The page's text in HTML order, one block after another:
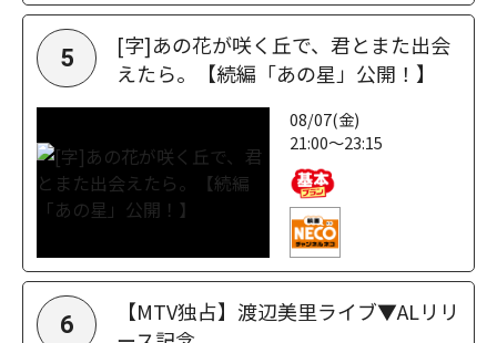
5
[字]あの花が咲く丘で、君とまた出会
えたら。【続編「あの星」公開！】
08/07(金)
21:00～23:15
6
【MTV独占】渡辺美里ライブ▼ALリリ